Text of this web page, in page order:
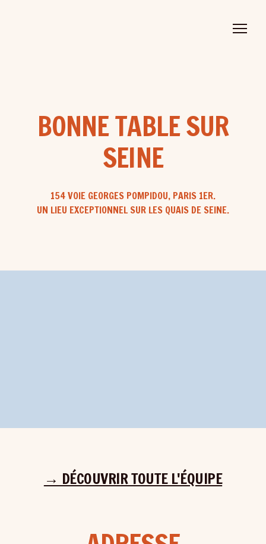
BONNE TABLE SUR
SEINE
154 VOIE GEORGES POMPIDOU, PARIS 1ER.
UN LIEU EXCEPTIONNEL SUR LES QUAIS DE SEINE.
→ DÉCOUVRIR TOUTE L'ÉQUIPE